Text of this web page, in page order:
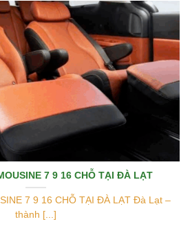
7 9 16 CHỖ TẠI ĐÀ LẠT
7 9 16 CHỖ TẠI ĐÀ LẠT Đà Lạt –
thành [...]